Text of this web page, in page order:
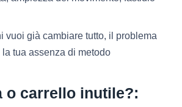
vuoi già cambiare tutto, il problema
tua assenza di metodo
o carrello inutile?: